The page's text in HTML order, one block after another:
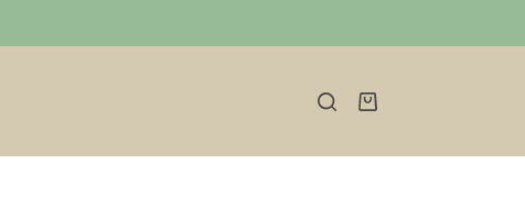
Winkelwagen